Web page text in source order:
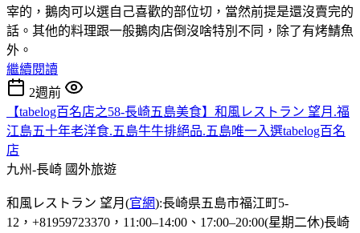
宰的，鵝肉可以選自己喜歡的部位切，當然前提是還沒賣完的
話。其他的料理跟一般鵝肉店倒沒啥特別不同，除了有烤鯖魚
外。
繼續閱讀
2週前
【tabelog百名店之58-長崎五島美食】和風レストラン 望月.福
江島五十年老洋食.五島牛牛排絕品.五島唯一入選tabelog百名
店
九州-長崎 國外旅遊
和風レストラン 望月(官網):長崎県五島市福江町5-
12，+81959723370，11:00–14:00、17:00–20:00(星期二休)長崎